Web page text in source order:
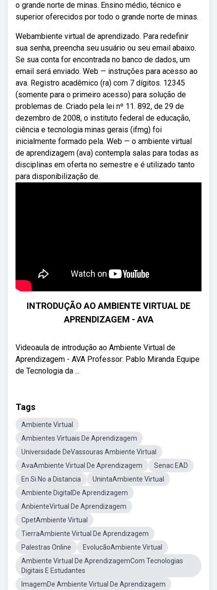
o grande norte de minas. Ensino médio, técnico e
superior oferecidos por todo o grande norte de minas.
Webambiente virtual de aprendizado. Para redefinir
sua senha, preencha seu usuário ou seu email abaixo.
Se sua conta for encontrada no banco de dados, um
email será enviado. Web — instruções para acesso ao
ava. Registro acadêmico (ra) com 7 dígitos. 12345
(somente para o primeiro acesso) para solução de
problemas de. Criado pela lei nº 11. 892, de 29 de
dezembro de 2008, o instituto federal de educação,
ciência e tecnologia minas gerais (ifmg) foi
inicialmente formado pela. Web — o ambiente virtual
de aprendizagem (ava) contempla salas para todas as
disciplinas em oferta no semestre e é utilizado tanto
para disponibilização de.
INTRODUÇÃO AO AMBIENTE VIRTUAL DE
APRENDIZAGEM - AVA
Videoaula de introdução ao Ambiente Virtual de
Aprendizagem - AVA Professor: Pablo Miranda Equipe
de Tecnologia da ...
Tags
Ambiente Virtual
Ambientes Virtuais De Aprendizagem
Universidade DeVassouras Ambiente Virtual
AvaAmbiente Virtual De Aprendizagem
Senac EAD
En Si No a Distancia
UnintaAmbiente Virtual
Ambiente DigitalDe Aprendizagem
AnbienteVirtual De Aprendizagem
CpetAmbiente Virtual
TierraAmbiente Virtual De Aprendizagem
Palestras Online
EvolucãoAmbiente Virtual
Ambiente Virtual De AprendizagemCom Tecnologias
Digitais E Estudantes
ImagemDe Ambiente Virtual De Aprendizagem